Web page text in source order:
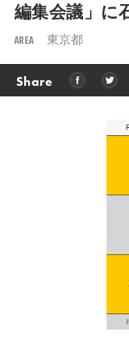
編集会議」に
AREA 東京都
Share